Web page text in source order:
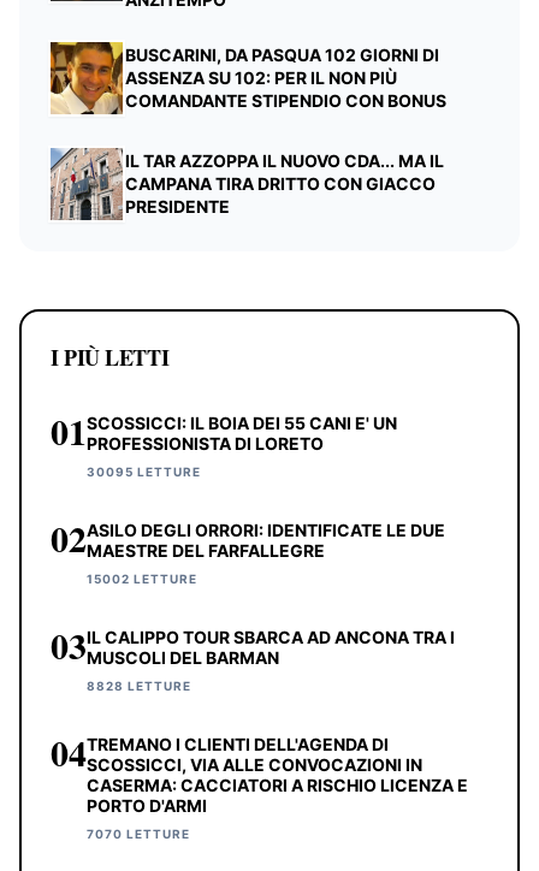
BUSCARINI, DA PASQUA 102 GIORNI DI
ASSENZA SU 102: PER IL NON PIÙ
COMANDANTE STIPENDIO CON BONUS
IL TAR AZZOPPA IL NUOVO CDA... MA IL
CAMPANA TIRA DRITTO CON GIACCO
PRESIDENTE
I PIÙ LETTI
01SCOSSICCI: IL BOIA DEI 55 CANI E' UN
PROFESSIONISTA DI LORETO
30095 LETTURE
02ASILO DEGLI ORRORI: IDENTIFICATE LE DUE
MAESTRE DEL FARFALLEGRE
15002 LETTURE
03IL CALIPPO TOUR SBARCA AD ANCONA TRA I
MUSCOLI DEL BARMAN
8828 LETTURE
04TREMANO I CLIENTI DELL'AGENDA DI
SCOSSICCI, VIA ALLE CONVOCAZIONI IN
CASERMA: CACCIATORI A RISCHIO LICENZA E
PORTO D'ARMI
7070 LETTURE